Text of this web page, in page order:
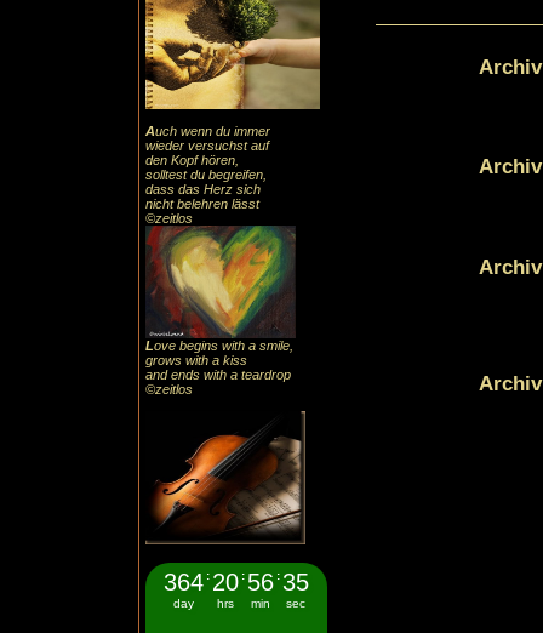
Auch wenn du immer
wieder versuchst auf
den Kopf hören,
solltest du begreifen,
dass das Herz sich
nicht belehren lässt
©zeitlos
Love begins with a smile,
grows with a kiss
and ends with a teardrop
©zeitlos
364
day
: 20
hrs
: 56
min
:34
sec